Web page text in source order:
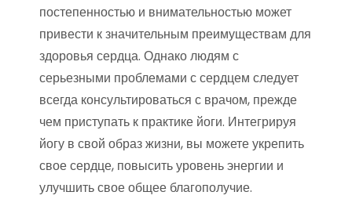
постепенностью и внимательностью может
привести к значительным преимуществам для
здоровья сердца. Однако людям с
серьезными проблемами с сердцем следует
всегда консультироваться с врачом, прежде
чем приступать к практике йоги. Интегрируя
йогу в свой образ жизни, вы можете укрепить
свое сердце, повысить уровень энергии и
улучшить свое общее благополучие.